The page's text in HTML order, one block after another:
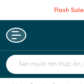
Flash
Sen muốn tìm thức ăn,